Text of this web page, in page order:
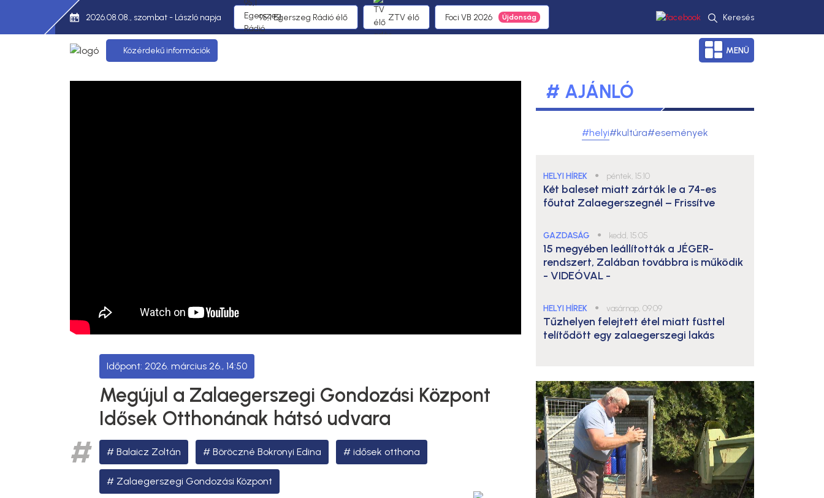
2026.08.08., szombat - László napja 95,1 Egerszeg Rádió élő ZTV élő Foci VB 2026 Keresés
Közérdekű információk MENÜ
2026. március 26., 14:50
Megújul a Zalaegerszegi Gondozási Központ
Idősek Otthonának hátsó udvara
Balaicz Zoltán Böröczné Bokronyi Edina idősek otthona
Zalaegerszegi Gondozási Központ
# AJÁNLÓ
#helyi#kultúra#események
HELYI HÍREK ● péntek, 15:10
Két baleset miatt zárták le a 74-es
főutat Zalaegerszegnél – Frissítve
GAZDASÁG ● kedd, 15:05
15 megyében leállították a JÉGER-
rendszert, Zalában továbbra is működik
- VIDEÓVAL -
HELYI HÍREK ● vasárnap, 09:09
Tűzhelyen felejtett étel miatt füsttel
telítődött egy zalaegerszegi lakás